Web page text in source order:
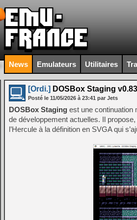
News Emulateurs Utilitaires
[Ordi.] DOSBox Staging
Posté le 11/05/2026 à 23:41 par Jets
DOSBox Staging est une continuation
de développement actuelles. Il
l’Hercule à la définition en SVGA qui